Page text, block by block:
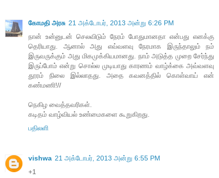
கோமதி அரசு 21 அக்டோபர், 2013 அன்று 6:26 PM
நான் உன்னுடன் செலவிடும் நேரம் போதுமானதா என்பது எனக்கு
தெரியாது. ஆனால் அது எவ்வளவு நேரமாக இருந்தாலும் நம்
இருவருக்கும் அது மிகமுக்கியமானது. நாம் அடுத்த முறை சேர்ந்து
இருப்போம் என்று சொல்ல முடியாது காரணம் வாழ்க்கை அவ்வளவு
தூரம் நிலை இல்லாதது. அதை கவனத்தில் கொள்வாய் என்
கண்மணி!//
நெகிழ வைத்தவரிகள்.
கடிதம் வாழ்வியல் உண்மைகளை கூறுகிறது.
பதிலளி
vishwa 21 அக்டோபர், 2013 அன்று 6:55 PM
+1